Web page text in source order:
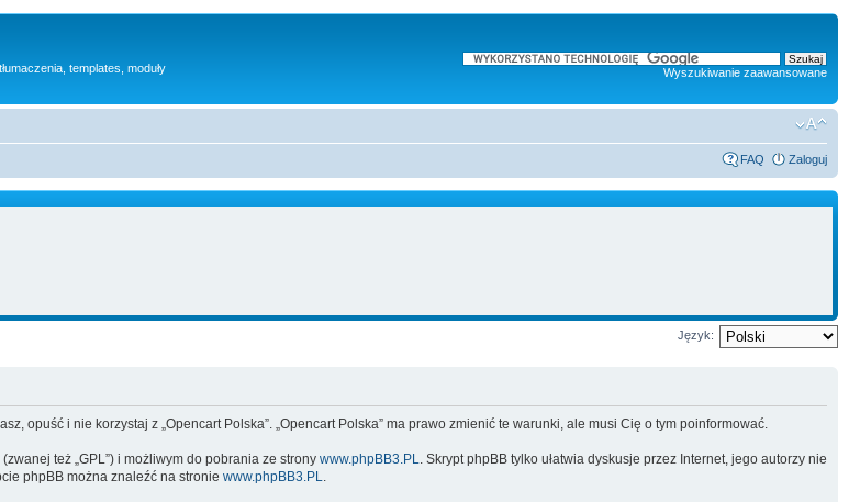
templates, moduły Wyszukiwanie zaawansowane
FAQ Zaloguj
Język:
opuść i nie korzystaj z „Opencart Polska”. „Opencart Polska” ma prawo zmienić te warunki, ale musi Cię o tym poinformować.
(zwanej też „GPL”) i możliwym do pobrania ze strony www.phpBB3.PL
. Skrypt phpBB tylko ułatwia dyskusje przez Internet, jego autorzy nie
phpBB można znaleźć na stronie www.phpBB3.PL